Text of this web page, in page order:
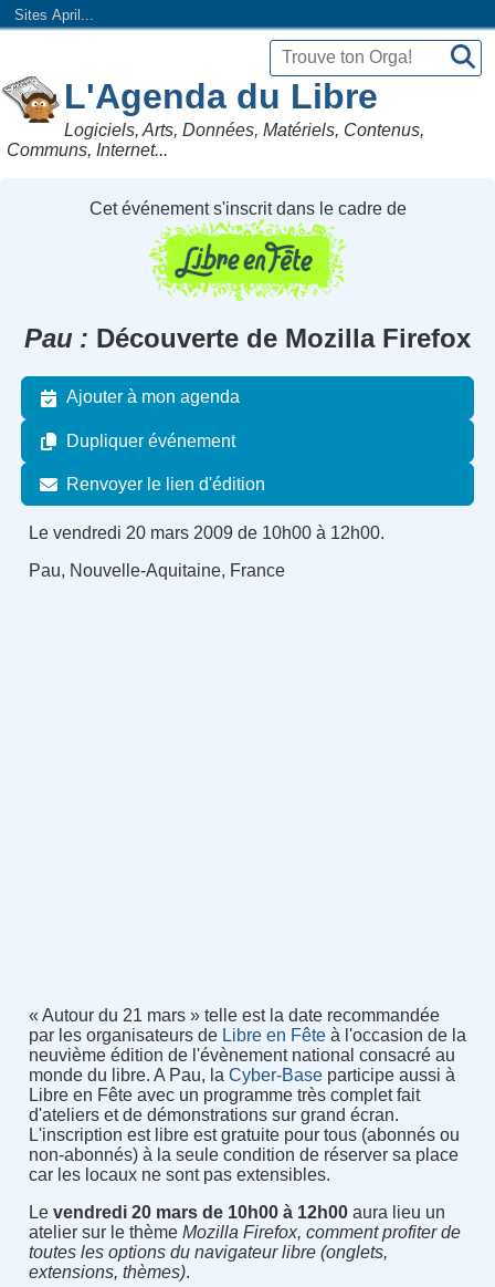
Sites April...
L'Agenda du Libre
Logiciels, Arts, Données, Matériels, Contenus,
Communs, Internet...
Cet événement s'inscrit dans le cadre de
Pau Découverte de Mozilla Firefox
Ajouter à mon agenda
Dupliquer événement
Renvoyer le lien d'édition
Le vendredi 20 mars 2009 de 10h00 à 12h00.
Pau, Nouvelle-Aquitaine, France
« Autour du 21 mars » telle est la date recommandée
par les organisateurs de Libre en Fêteà l'occasion de la
neuvième édition de l'évènement national consacré au
monde du libre. A Pau, la Cyber-Baseparticipe aussi à
Libre en Fête avec un programme très complet fait
d'ateliers et de démonstrations sur grand écran.
L'inscription est libre est gratuite pour tous (abonnés ou
non-abonnés) à la seule condition de réserver sa place
car les locaux ne sont pas extensibles.
Le vendredi 20 mars de 10h00 à 12h00aura lieu un
atelier sur le thème Mozilla Firefox, comment profiter de
toutes les options du navigateur libre (onglets,
extensions, thèmes).